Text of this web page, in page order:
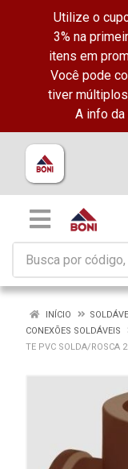
Utilize o
3% na
itens em
Você pode
tiver
A info
INÍCIO
CONEXÕES SOLDÁVEIS
TE PVC SOLDA/ROSCA